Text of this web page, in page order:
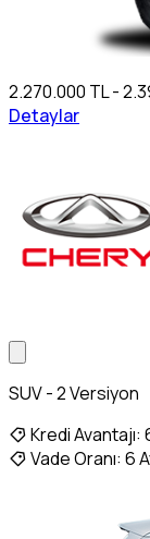
2.270.000 TL -
Detaylar
SUV - 2 Versiyon
Kredi Avantajı:
Vade Oranı: 6